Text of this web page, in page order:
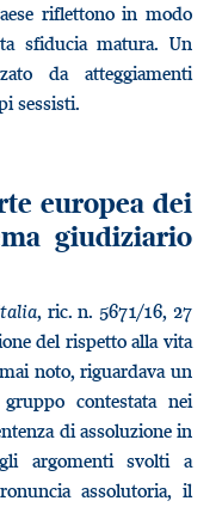
riflettono in modo
sfiducia matura. Un
da atteggiamenti
sessisti.
europea dei
giudiziario
, ric. n. 5671/16, 27
del rispetto alla vita
noto, riguardava un
contestata nei
di assoluzione in
argomenti svolti a
assolutoria, il